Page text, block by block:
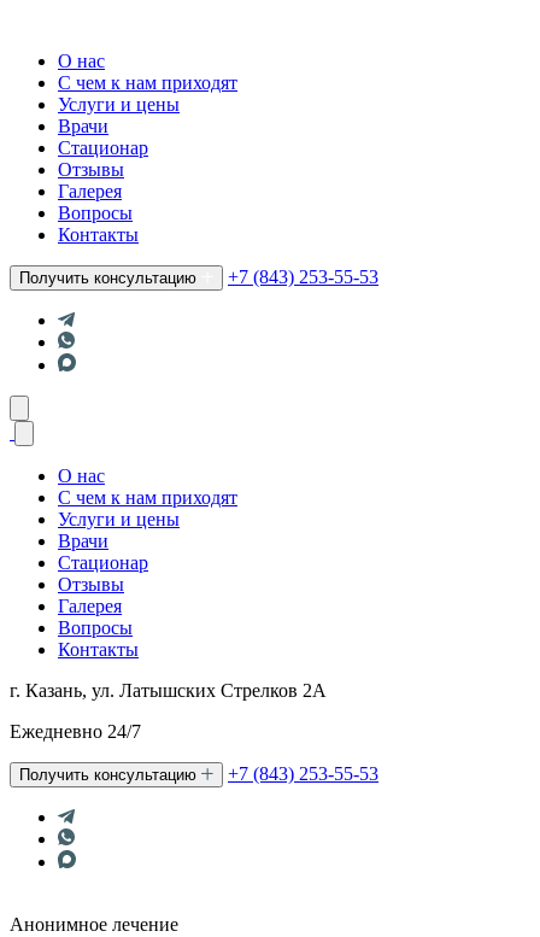
О нас
С чем к нам приходят
Услуги и цены
Врачи
Стационар
Отзывы
Галерея
Вопросы
Контакты
Получить консультацию +7 (843) 253-55-53
О нас
С чем к нам приходят
Услуги и цены
Врачи
Стационар
Отзывы
Галерея
Вопросы
Контакты
г. Казань, ул. Латышских Стрелков 2А
Ежедневно 24/7
Получить консультацию +7 (843) 253-55-53
Анонимное лечение